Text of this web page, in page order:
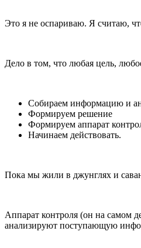
Это я не оспариваю. Я считаю,
Дело в том, что любая цель,
Собираем информацию и
Формируем решение
Формируем аппарат
Начинаем действовать.
Пока мы жили в джунглях и
Аппарат контроля (он на самом
анализируют поступающую